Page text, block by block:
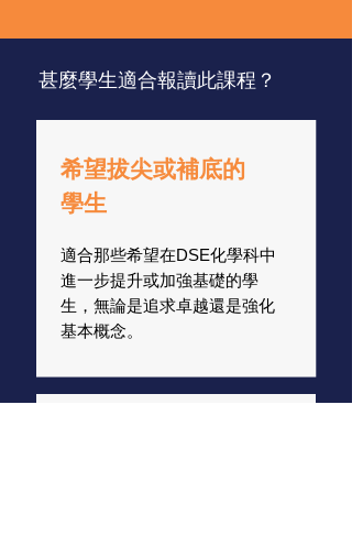
甚麼學生適合報讀此課程？
希望拔尖或補底的
學生
適合那些希望在DSE化學科中
進一步提升或加強基礎的學
生，無論是追求卓越還是強化
基本概念。